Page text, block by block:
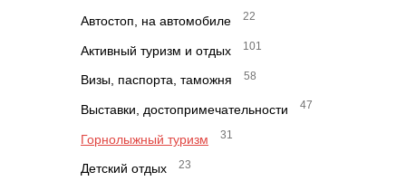
Автостоп, на автомобиле 22
Активный туризм и отдых 101
Визы, паспорта, таможня 58
Выставки, достопримечательности 47
Горнолыжный туризм 31
Детский отдых 23